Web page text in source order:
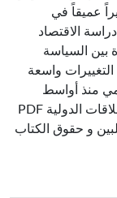
عميقاً في
الاقتصاد
بين السياسة
واسعة
منذ أواسط
السبعينيات.تحميل كتاب الإقتصاد السياسي للعلاقات الدولية PDF
و حقوق الكتاب